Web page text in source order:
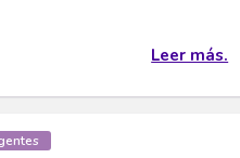
Leer más.